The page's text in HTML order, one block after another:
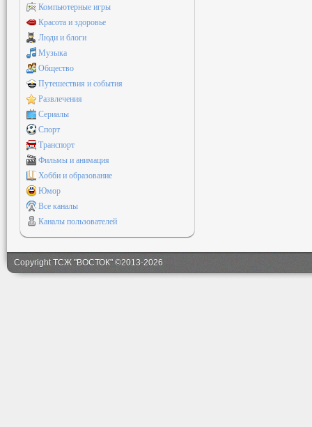
Компьютерные игры
Красота и здоровье
Люди и блоги
Музыка
Общество
Путешествия и события
Развлечения
Сериалы
Спорт
Транспорт
Фильмы и анимация
Хобби и образование
Юмор
Все каналы
Каналы пользователей
Copyright ТСЖ "ВОСТОК" ©2013-2026